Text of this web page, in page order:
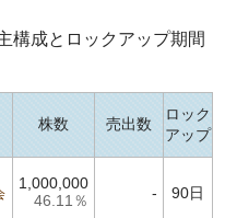
構成とロックアップ期間
株数 売出数
ロック
アップ
1,000,000
46.11％ - 90日